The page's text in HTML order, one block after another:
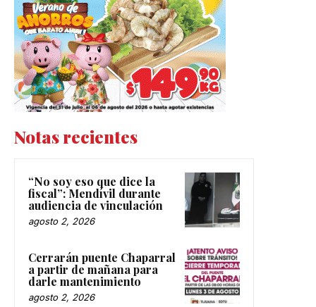
Notas recientes
“No soy eso que dice la
fiscal”: Mendívil durante
audiencia de vinculación
agosto 2, 2026
Cerrarán puente Chaparral
a partir de mañana para
darle mantenimiento
agosto 2, 2026